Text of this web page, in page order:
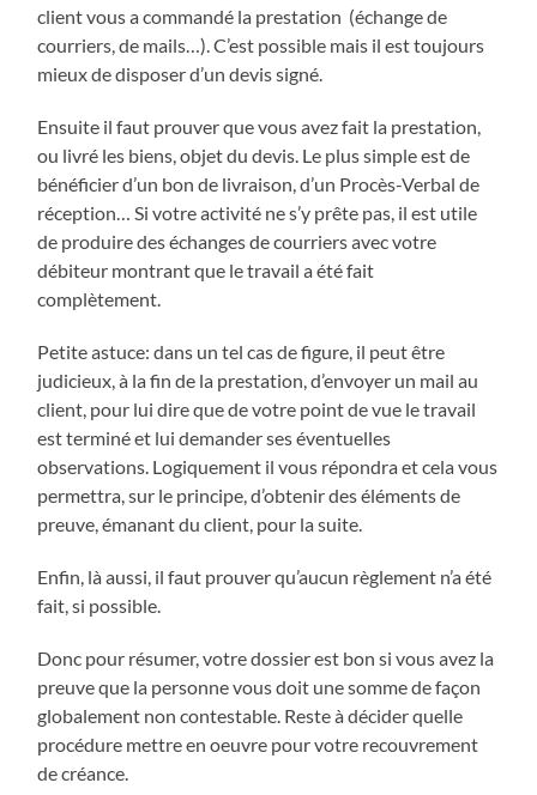
client vous a commandé la prestation (échange de
courriers, de mails…). C’est possible mais il est toujours
mieux de disposer d’un devis signé.
Ensuite il faut prouver que vous avez fait la prestation,
ou livré les biens, objet du devis. Le plus simple est de
bénéficier d’un bon de livraison, d’un Procès-Verbal de
réception… Si votre activité ne s’y prête pas, il est utile
de produire des échanges de courriers avec votre
débiteur montrant que le travail a été fait
complètement.
Petite astuce: dans un tel cas de figure, il peut être
judicieux, à la fin de la prestation, d’envoyer un mail au
client, pour lui dire que de votre point de vue le travail
est terminé et lui demander ses éventuelles
observations. Logiquement il vous répondra et cela vous
permettra, sur le principe, d’obtenir des éléments de
preuve, émanant du client, pour la suite.
Enfin, là aussi, il faut prouver qu’aucun règlement n’a été
fait, si possible.
Donc pour résumer, votre dossier est bon si vous avez la
preuve que la personne vous doit une somme de façon
globalement non contestable. Reste à décider quelle
procédure mettre en oeuvre pour votre recouvrement
de créance.